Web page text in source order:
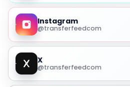
Instagram
@transferfeedcom
X
@transferfeedcom